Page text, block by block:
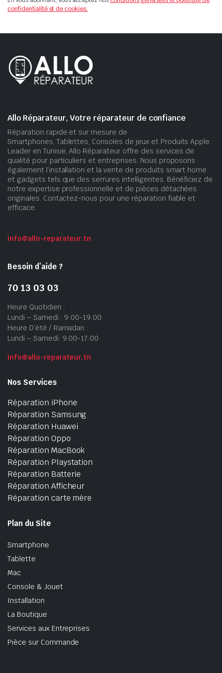
confidentialité et de cookies.
Allo Réparateur, Votre réparateur de confiance
Réparation rapide et sur mesure de
Smartphones, Tablettes, Consoles de jeux et Produits Apple.
Leader en Tunisie, Allo Réparateur offre des services de
qualité pour particuliers et entreprises. Nous proposons
également l’installation et la vente de produits smart home
et gadgets tels que des serrures intelligentes. Bénéficiez de
notre expertise professionnelle et de pièces détachées
originales. Contactez-nous pour une réparation fiable et
efficace.
info@allo-reparateur.tn
Besoin d’aide ?
70 13 03 03
Heure Quotidien :
Lundi – Samedi : 9:00-19:00
Heure D’été / Ramadan :
Lundi – Samedi: 9:00-17:00
info@allo-reparateur.tn
Nos Services
Réparation iPhone
Réparation Samsung
Réparation Huawei
Réparation Oppo
Réparation MacBook
Réparation Playstation
Réparation Batterie
Réparation Afficheur
Réparation carte mère
Plan du Site
Smartphone
Tablette
Mac
Console & Jouet
Installation
La Boutique
Services aux Entreprises
Pièce sur Commande